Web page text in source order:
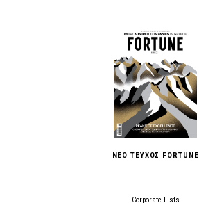
ΝΕΟ ΤΕΥΧΟΣ FORTUNE
Corporate Lists